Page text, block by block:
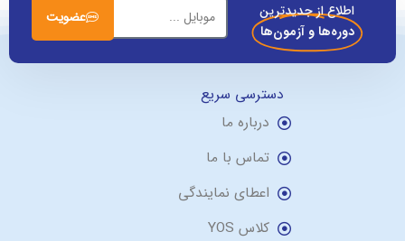
اطلاع از جدیدترین
دوره‌ها و آزمون‌ها
عضویت
دسترسی سریع
درباره ما
تماس با ما
اعطای نمایندگی
کلاس YOS